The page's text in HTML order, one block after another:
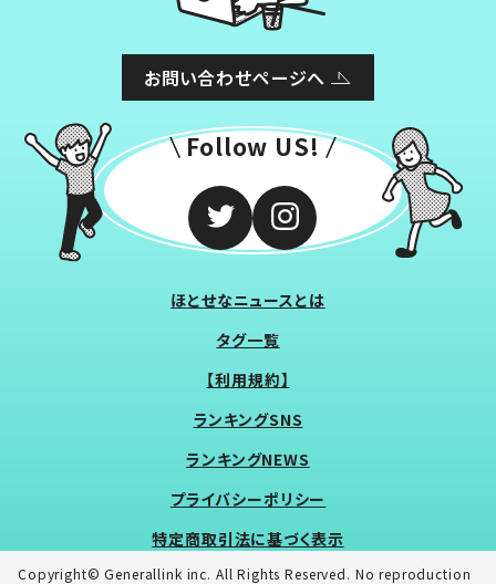
お問い合わせページへ
Follow US!
ほとせなニュースとは
タグ一覧
【利用規約】
ランキングSNS
ランキングNEWS
プライバシーポリシー
特定商取引法に基づく表示
Copyright© Generallink inc. All Rights Reserved. No reproduction